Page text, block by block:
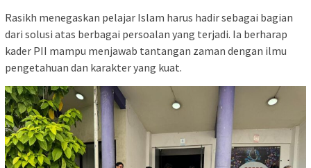
Rasikh menegaskan pelajar Islam harus hadir sebagai bagian
dari solusi atas berbagai persoalan yang terjadi. Ia berharap
kader PII mampu menjawab tantangan zaman dengan ilmu
pengetahuan dan karakter yang kuat.